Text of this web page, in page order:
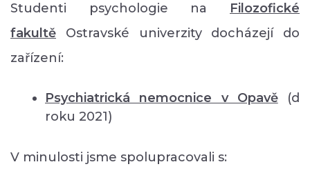
Studenti psychologie na Filozofické
fakultě Ostravské univerzity docházejí do
zařízení:
Psychiatrická nemocnice v Opavě(d
roku 2021)
V minulosti jsme spolupracovali s: